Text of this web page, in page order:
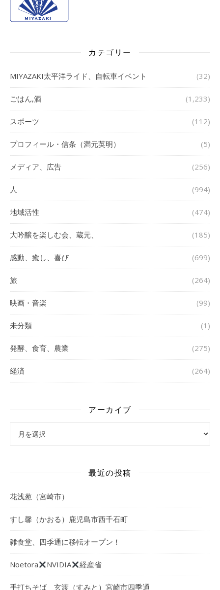
カテゴリー
MIYAZAKI太平洋ライド、自転車イベント (32)
ごはん,酒 (1,233)
スポーツ (112)
プロフィール・信条（満元英明） (5)
メディア、広告 (256)
人 (994)
地域活性 (474)
大吟醸を楽しむ会、蔵元、 (185)
感動、癒し、喜び (699)
旅 (264)
映画・音楽 (99)
未分類 (1)
発酵、食育、農業 (275)
経済 (264)
アーカイブ
最近の投稿
花浅葱（宮崎市）
すし馨（かおる）鹿児島市西千石町
雑食堂、四季通に移転オープン！
Noetora NVIDIA 経産省
手打ちそば 玄渡（すみと）宮崎市四季通